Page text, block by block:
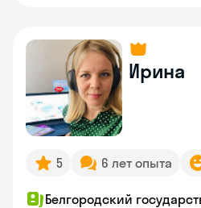
Ирина
5 6 лет опыта
Белгородский